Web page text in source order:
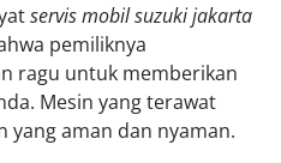
servis mobil suzuki jakarta
pemiliknya
ragu untuk memberikan
Mesin yang terawat
yang aman dan nyaman.